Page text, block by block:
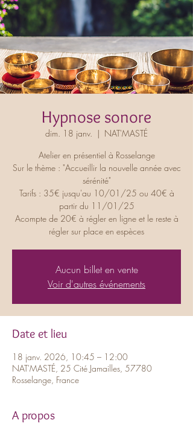
Hypnose sonore
dim. 18 janv.
  |
NAT'MASTÉ
Atelier en présentiel à Rosselange
Sur le thème : "Accueillir la nouvelle année avec
sérénité"
Tarifs : 35€ jusqu'au 10/01/25 ou 40€ à
partir du 11/01/25
Acompte de 20€ à régler en ligne et le reste à
régler sur place en espèces
Aucun billet en vente
Voir d'autres événements
Date et lieu
18 janv. 2026, 10:45 – 12:00
NAT'MASTÉ, 25 Cité Jamailles, 57780
Rosselange, France
A propos